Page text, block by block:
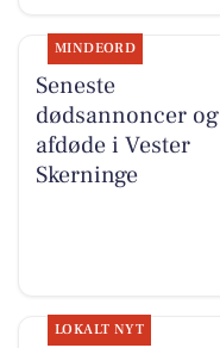
MINDEORD
Seneste
dødsannoncer og
afdøde i Vester
Skerninge
LOKALT NYT